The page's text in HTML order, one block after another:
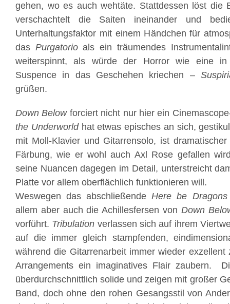
gehen, wo es auch wehtäte. Stattdessen löst die
verschachtelt die Saiten ineinander und
Unterhaltungsfaktor mit einem Händchen für
das Purgatorioals ein träumendes
weiterspinnt, als würde der Horror wie eine in
Suspence in das Geschehen kriechen –
grüßen.
Down Belowforciert nicht nur hier ein
the Underworldhat etwas episches an sich,
mit Moll-Klavier und Gitarrensolo, ist
Färbung, wie er wohl auch Axl Rose gefallen
seine Nuancen dagegen im Detail, unterstreicht
Platte vor allem oberflächlich funktionieren will.
Weswegen das abschließendeHere be Dragons
allem aber auch die Achillesfersen von Down
vorführt. Tribulation verlassen sich auf ihrem
auf die immer gleich stampfenden,
während die Gitarrenarbeit immer wieder exzellent
Arrangements ein imaginatives Flair zaubern.
überdurchschnittlich solide und zeigen mit großer
Band, doch ohne den rohen Gesangsstil von